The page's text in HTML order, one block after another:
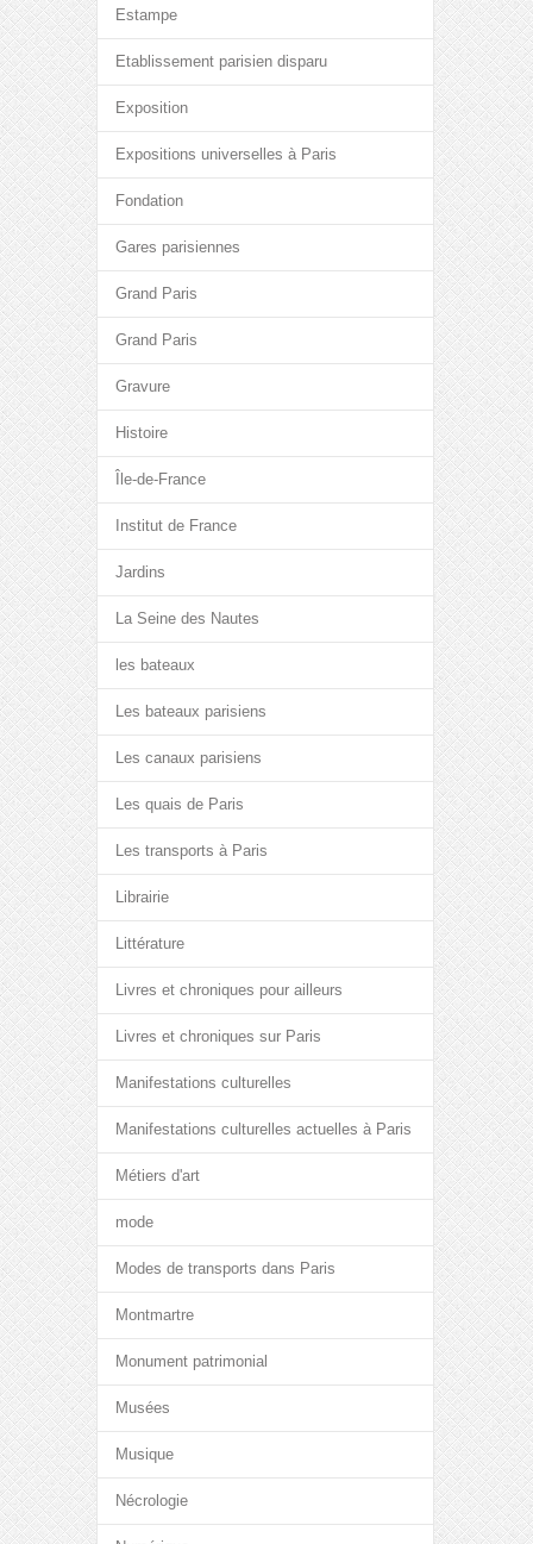
Estampe
Etablissement parisien disparu
Exposition
Expositions universelles à Paris
Fondation
Gares parisiennes
Grand Paris
Grand Paris
Gravure
Histoire
Île-de-France
Institut de France
Jardins
La Seine des Nautes
les bateaux
Les bateaux parisiens
Les canaux parisiens
Les quais de Paris
Les transports à Paris
Librairie
Littérature
Livres et chroniques pour ailleurs
Livres et chroniques sur Paris
Manifestations culturelles
Manifestations culturelles actuelles à Paris
Métiers d'art
mode
Modes de transports dans Paris
Montmartre
Monument patrimonial
Musées
Musique
Nécrologie